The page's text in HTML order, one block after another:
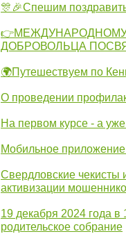
🎊🎉Спешим
ДОБРОВОЛЬЦА
🌍Путешествуем по
О проведении
На первом курсе - а
Мобильное
Свердловские
активизации
19 декабря 2024 года
родительское собрание